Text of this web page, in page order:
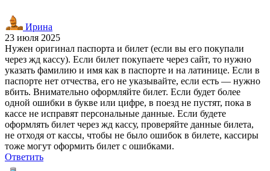
Ирина
23 июля 2025
Нужен оригинал паспорта и билет (если вы его покупали
через жд кассу). Если билет покупаете через сайт, то нужно
указать фамилию и имя как в паспорте и на латинице. Если в
паспорте нет отчества, его не указывайте, если есть — нужно
вбить. Внимательно оформляйте билет. Если будет более
одной ошибки в букве или цифре, в поезд не пустят, пока в
кассе не исправят персональные данные. Если будете
оформлять билет через жд кассу, проверяйте данные билета,
не отходя от кассы, чтобы не было ошибок в билете, кассиры
тоже могут оформить билет с ошибками.
Ответить